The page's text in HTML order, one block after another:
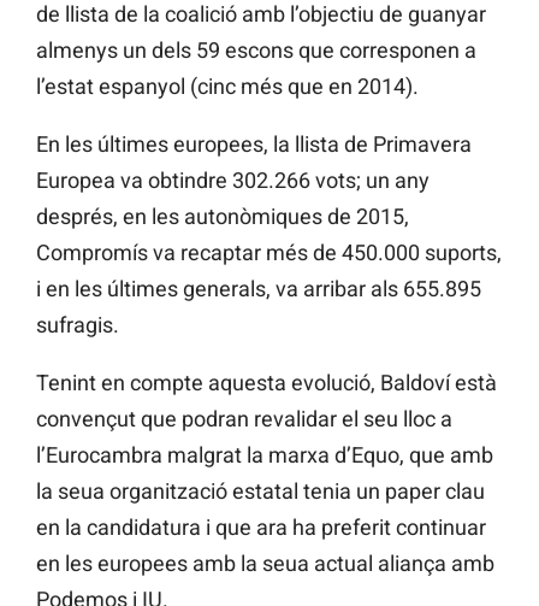
de llista de la coalició amb l’objectiu de guanyar
almenys un dels 59 escons que corresponen a
l’estat espanyol (cinc més que en 2014).
En les últimes europees, la llista de Primavera
Europea va obtindre 302.266 vots; un any
després, en les autonòmiques de 2015,
Compromís va recaptar més de 450.000 suports,
i en les últimes generals, va arribar als 655.895
sufragis.
Tenint en compte aquesta evolució, Baldoví està
convençut que podran revalidar el seu lloc a
l’Eurocambra malgrat la marxa d’Equo, que amb
la seua organització estatal tenia un paper clau
en la candidatura i que ara ha preferit continuar
en les europees amb la seua actual aliança amb
Podemos i IU.